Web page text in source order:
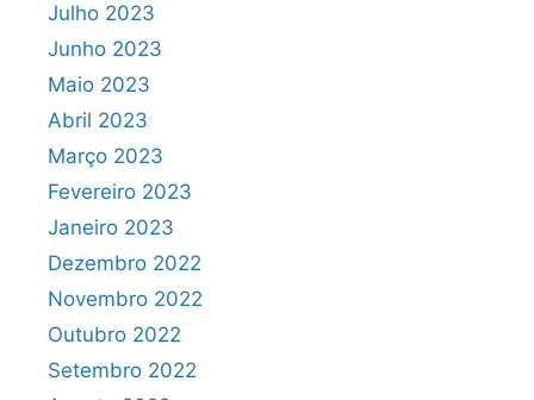
Julho 2023
Junho 2023
Maio 2023
Abril 2023
Março 2023
Fevereiro 2023
Janeiro 2023
Dezembro 2022
Novembro 2022
Outubro 2022
Setembro 2022